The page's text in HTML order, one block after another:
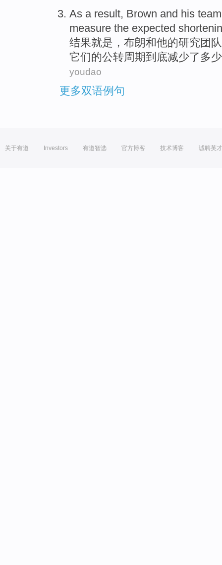
As a result, Brown and his team
measure the expected
结果就是 ， 布朗和他的研究团队
它们的公转周期到底减少了多
youdao
更多双语例句
关于有道 Investors 有道智选 官方博客 技术博客 诚聘英才